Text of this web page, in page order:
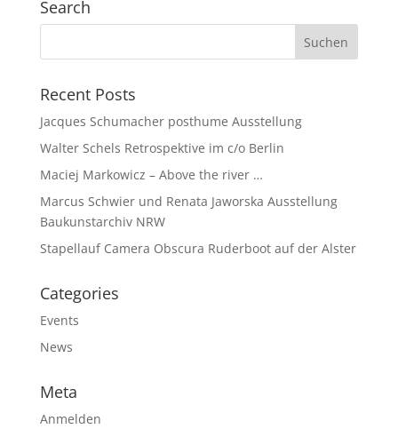
Search
Recent Posts
Jacques Schumacher posthume Ausstellung
Walter Schels Retrospektive im c/o Berlin
Maciej Markowicz – Above the river …
Marcus Schwier und Renata Jaworska Ausstellung
Baukunstarchiv NRW
Stapellauf Camera Obscura Ruderboot auf der Alster
Categories
Events
News
Meta
Anmelden